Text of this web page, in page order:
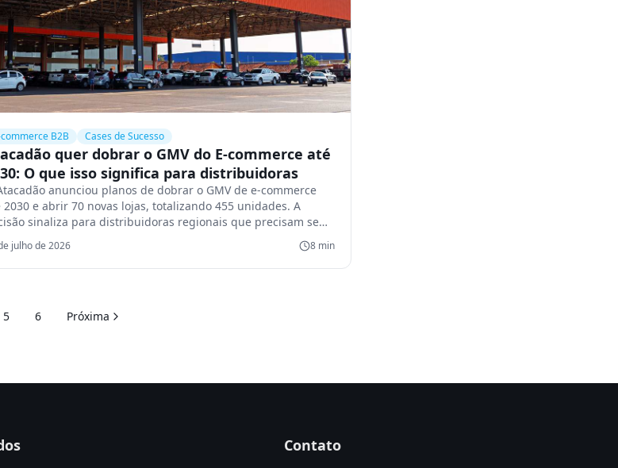
commerce B2B Cases de Sucesso
quer dobrar o GMV do E-commerce até
O que isso significa para distribuidoras
anunciou planos de dobrar o GMV de e-commerce
2030 e abrir 70 novas lojas, totalizando 455 unidades. A
sinaliza para distribuidoras regionais que precisam se
no mercado e digitalizar suas operações.
julho de 2026 8 min
5 6 Próxima
Contato